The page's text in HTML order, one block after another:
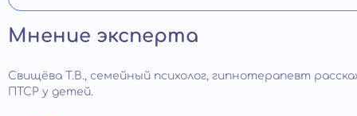
Мнение эксперта
Свищёва Т.В., семейный психолог, гипнотерапевт
ПТСР у детей.